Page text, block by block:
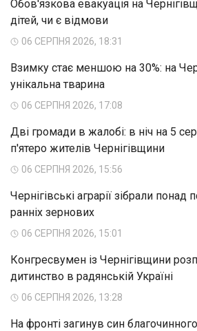
Обов'язкова евакуація на
дітей, чи є відмови
06 СЕРПНЯ 2026, 18:31
Взимку стає меншою на 30%: на
унікальна тварина
06 СЕРПНЯ 2026, 17:08
Дві громади в жалобі: в ніч на 5
п'ятеро жителів Чернігівщини
06 СЕРПНЯ 2026, 15:56
Чернігівські аграрії зібрали
ранніх зернових
06 СЕРПНЯ 2026, 15:01
Конгресвумен із Чернігівщини
дитинство в радянській Україні
06 СЕРПНЯ 2026, 13:28
На фронті загинув син